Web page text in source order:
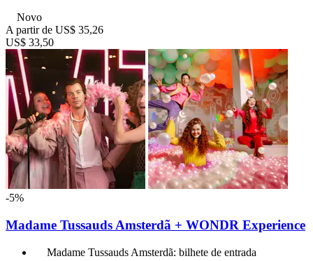
Novo
A partir de US$ 35,26
US$ 33,50
-5%
Madame Tussauds Amsterdã + WONDR Experience
Madame Tussauds Amsterdã: bilhete de entrada